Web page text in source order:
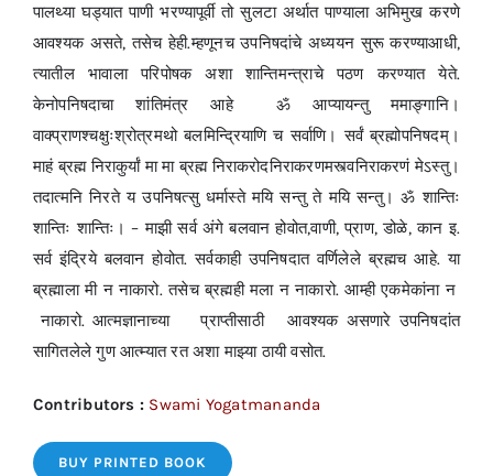
पालथ्या घड्यात पाणी भरण्यापूर्वी तो सुलटा अर्थात पाण्याला अभिमुख करणे
आवश्यक असते, तसेच हेही.म्हणूनच उपनिषदांचे अध्ययन सुरू करण्याआधी,
त्यातील भावाला परिपोषक अशा शान्तिमन्त्राचे पठण करण्यात येते.
केनोपनिषदाचा शांतिमंत्र आहे ॐ आप्यायन्तु ममाङ्गानि।
वाक्प्राणश्चक्षुःश्रोत्रमथो बलमिन्द्रियाणि च सर्वाणि। सर्वं ब्रह्मोपनिषदम्।
माहं ब्रह्म निराकुर्यां मा मा ब्रह्म निराकरोदनिराकरणमस्त्वनिराकरणं मेऽस्तु।
तदात्मनि निरते य उपनिषत्सु धर्मास्ते मयि सन्तु ते मयि सन्तु। ॐ शान्तिः
शान्तिः शान्तिः। – माझी सर्व अंगे बलवान होवोत,वाणी, प्राण, डोळे, कान इ.
सर्व इंद्रिये बलवान होवोत. सर्वकाही उपनिषदात वर्णिलेले ब्रह्मच आहे. या
ब्रह्माला मी न नाकारो. तसेच ब्रह्मही मला न नाकारो. आम्ही एकमेकांना न
नाकारो. आत्मज्ञानाच्या प्राप्तीसाठी आवश्यक असणारे उपनिषदांत
सागितलेले गुण आत्म्यात रत अशा माझ्या ठायी वसोत.
Contributors : Swami Yogatmananda
BUY PRINTED BOOK